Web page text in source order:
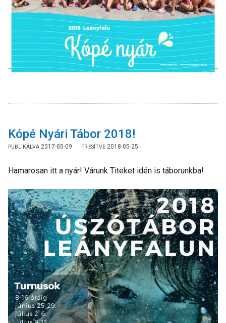
Kópé Nyári Tábor 2018!
2017-05-09 2018-05-25
Hamarosan itt a nyár! Várunk Titeket idén is táborunkba!